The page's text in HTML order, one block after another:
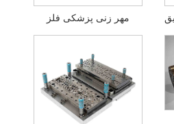
مهر زنی پزشکی فلز